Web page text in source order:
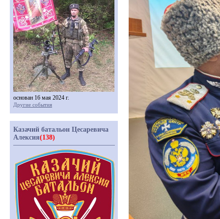
основан 16 мая 2024 г.
Другие события
Казачий батальон Цесаревича
Алексия(138)